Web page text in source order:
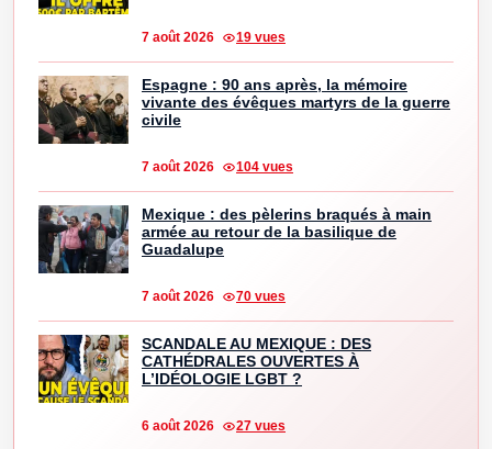
7 août 2026 19 vues
Espagne : 90 ans après, la mémoire
vivante des évêques martyrs de la guerre
civile
7 août 2026 104 vues
Mexique : des pèlerins braqués à main
armée au retour de la basilique de
Guadalupe
7 août 2026 70 vues
SCANDALE AU MEXIQUE : DES
CATHÉDRALES OUVERTES À
L’IDÉOLOGIE LGBT ?
6 août 2026 27 vues